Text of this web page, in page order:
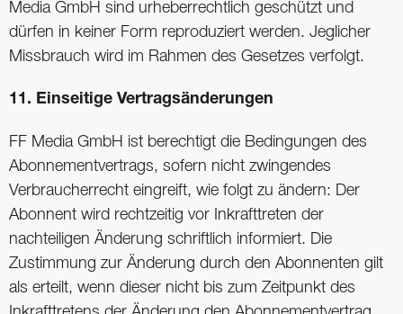
Media GmbH sind urheberrechtlich geschützt und
dürfen in keiner Form reproduziert werden. Jeglicher
Missbrauch wird im Rahmen des Gesetzes verfolgt.
11. Einseitige Vertragsänderungen
FF Media GmbH ist berechtigt die Bedingungen des
Abonnementvertrags, sofern nicht zwingendes
Verbraucherrecht eingreift, wie folgt zu ändern: Der
Abonnent wird rechtzeitig vor Inkrafttreten der
nachteiligen Änderung schriftlich informiert. Die
Zustimmung zur Änderung durch den Abonnenten gilt
als erteilt, wenn dieser nicht bis zum Zeitpunkt des